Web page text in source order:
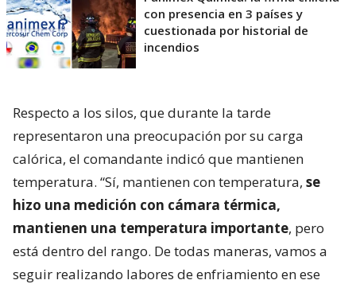
con presencia en 3 países y
cuestionada por historial de
incendios
Respecto a los silos, que durante la tarde
representaron una preocupación por su carga
calórica, el comandante indicó que mantienen
temperatura. “Sí, mantienen con temperatura, se
hizo una medición con cámara térmica,
mantienen una temperatura importante, pero
está dentro del rango. De todas maneras, vamos a
seguir realizando labores de enfriamiento en ese